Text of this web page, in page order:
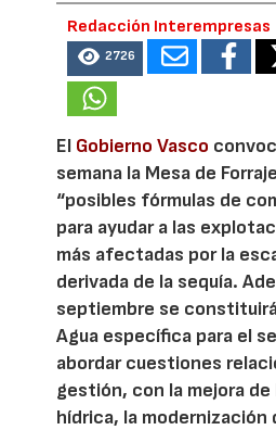
Redacción Interempresas
2726
El Gobierno Vasco
semana la Mesa de
“posibles fórmulas de
para ayudar a las
más afectadas por la
derivada de la sequía.
septiembre se
Agua específica para el
abordar cuestiones
gestión, con la mejora
hídrica, la modernización